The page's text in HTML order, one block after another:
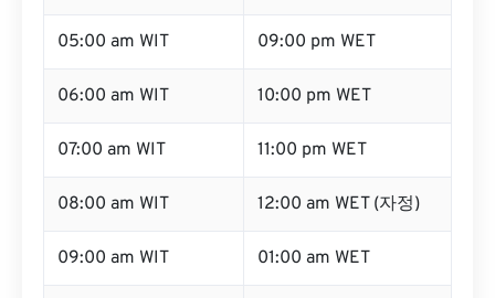
05:00 am WIT 09:00 pm WET
06:00 am WIT 10:00 pm WET
07:00 am WIT 11:00 pm WET
08:00 am WIT 12:00 am WET (자정)
09:00 am WIT 01:00 am WET